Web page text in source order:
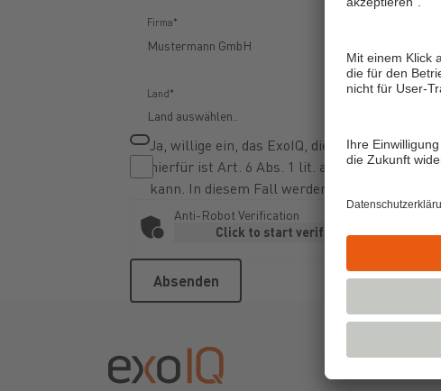
Firma*
Land*
Ja, willige ein, das ExoIQ, die von mir
hierfür ist Art. 6 Abs. 1 lit. a) DSGVO. Mir
kann. In diesem Fall werden meine Daten
Anti-Robot Verification
Click to start verification
Absenden
Absenden